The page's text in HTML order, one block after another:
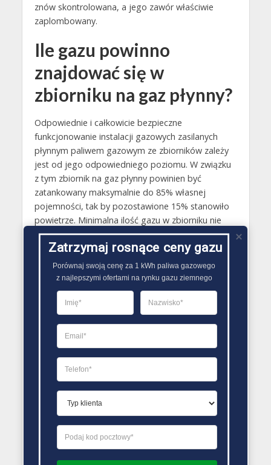
znów skontrolowana, a jego zawór właściwie
zaplombowany.
Ile gazu powinno
znajdować się w
zbiorniku na gaz płynny?
Odpowiednie i całkowicie bezpieczne
funkcjonowanie instalacji gazowych zasilanych
płynnym paliwem gazowym ze zbiorników zależy
jest od jego odpowiedniego poziomu. W związku
z tym zbiornik na gaz płynny powinien być
zatankowany maksymalnie do 85% własnej
pojemności, tak by pozostawione 15% stanowiło
powietrze. Minimalna ilość gazu w zbiorniku nie
może natomiast być niższa niż 25%. Zwłaszcza w
miesiącach zimowych, kiedy temperatury na
zewnątrz są ujemne, ponieważ mniej niż 25%
płynnego paliwa gazowego w zbiorniku traci moc
odparowywania i swoje właściwości grzewcze..
PORÓWNYWARKA OFERT GAZU
Zatrzymaj rosnące ceny gazu
Porównaj swoją cenę za 1 kWh paliwa gazowego
z najlepszymi ofertami na rynku gazu ziemnego